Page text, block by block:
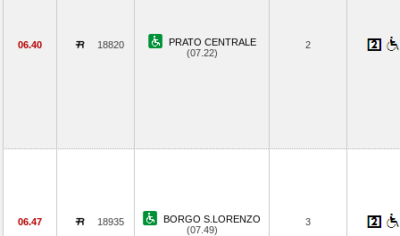
06.40 18820
PRATO CENTRALE
(07.22)
2
06.47 18935
BORGO S.LORENZO
(07.49)
3